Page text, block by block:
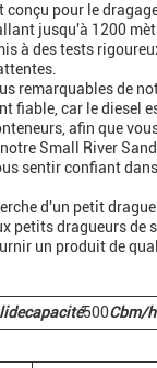
pour le
jusqu'à 1200
à des tests
remarquables de
fiable, car le diesel
afin que
Small River
sentir confiant
d'un petit
petits dragueurs de
un produit de
capacité500Cbm/h